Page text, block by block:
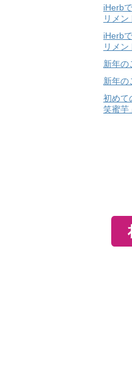
iHerb
リメ
iHerb
リメ
新年の
新年の
初めて
笑蜜芋